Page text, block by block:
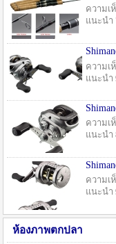
ความเ
แนะนำ
ความเ
แนะนำ
ความเ
แนะนำ
ความเ
แนะนำ
ห้องภาพตกปลา